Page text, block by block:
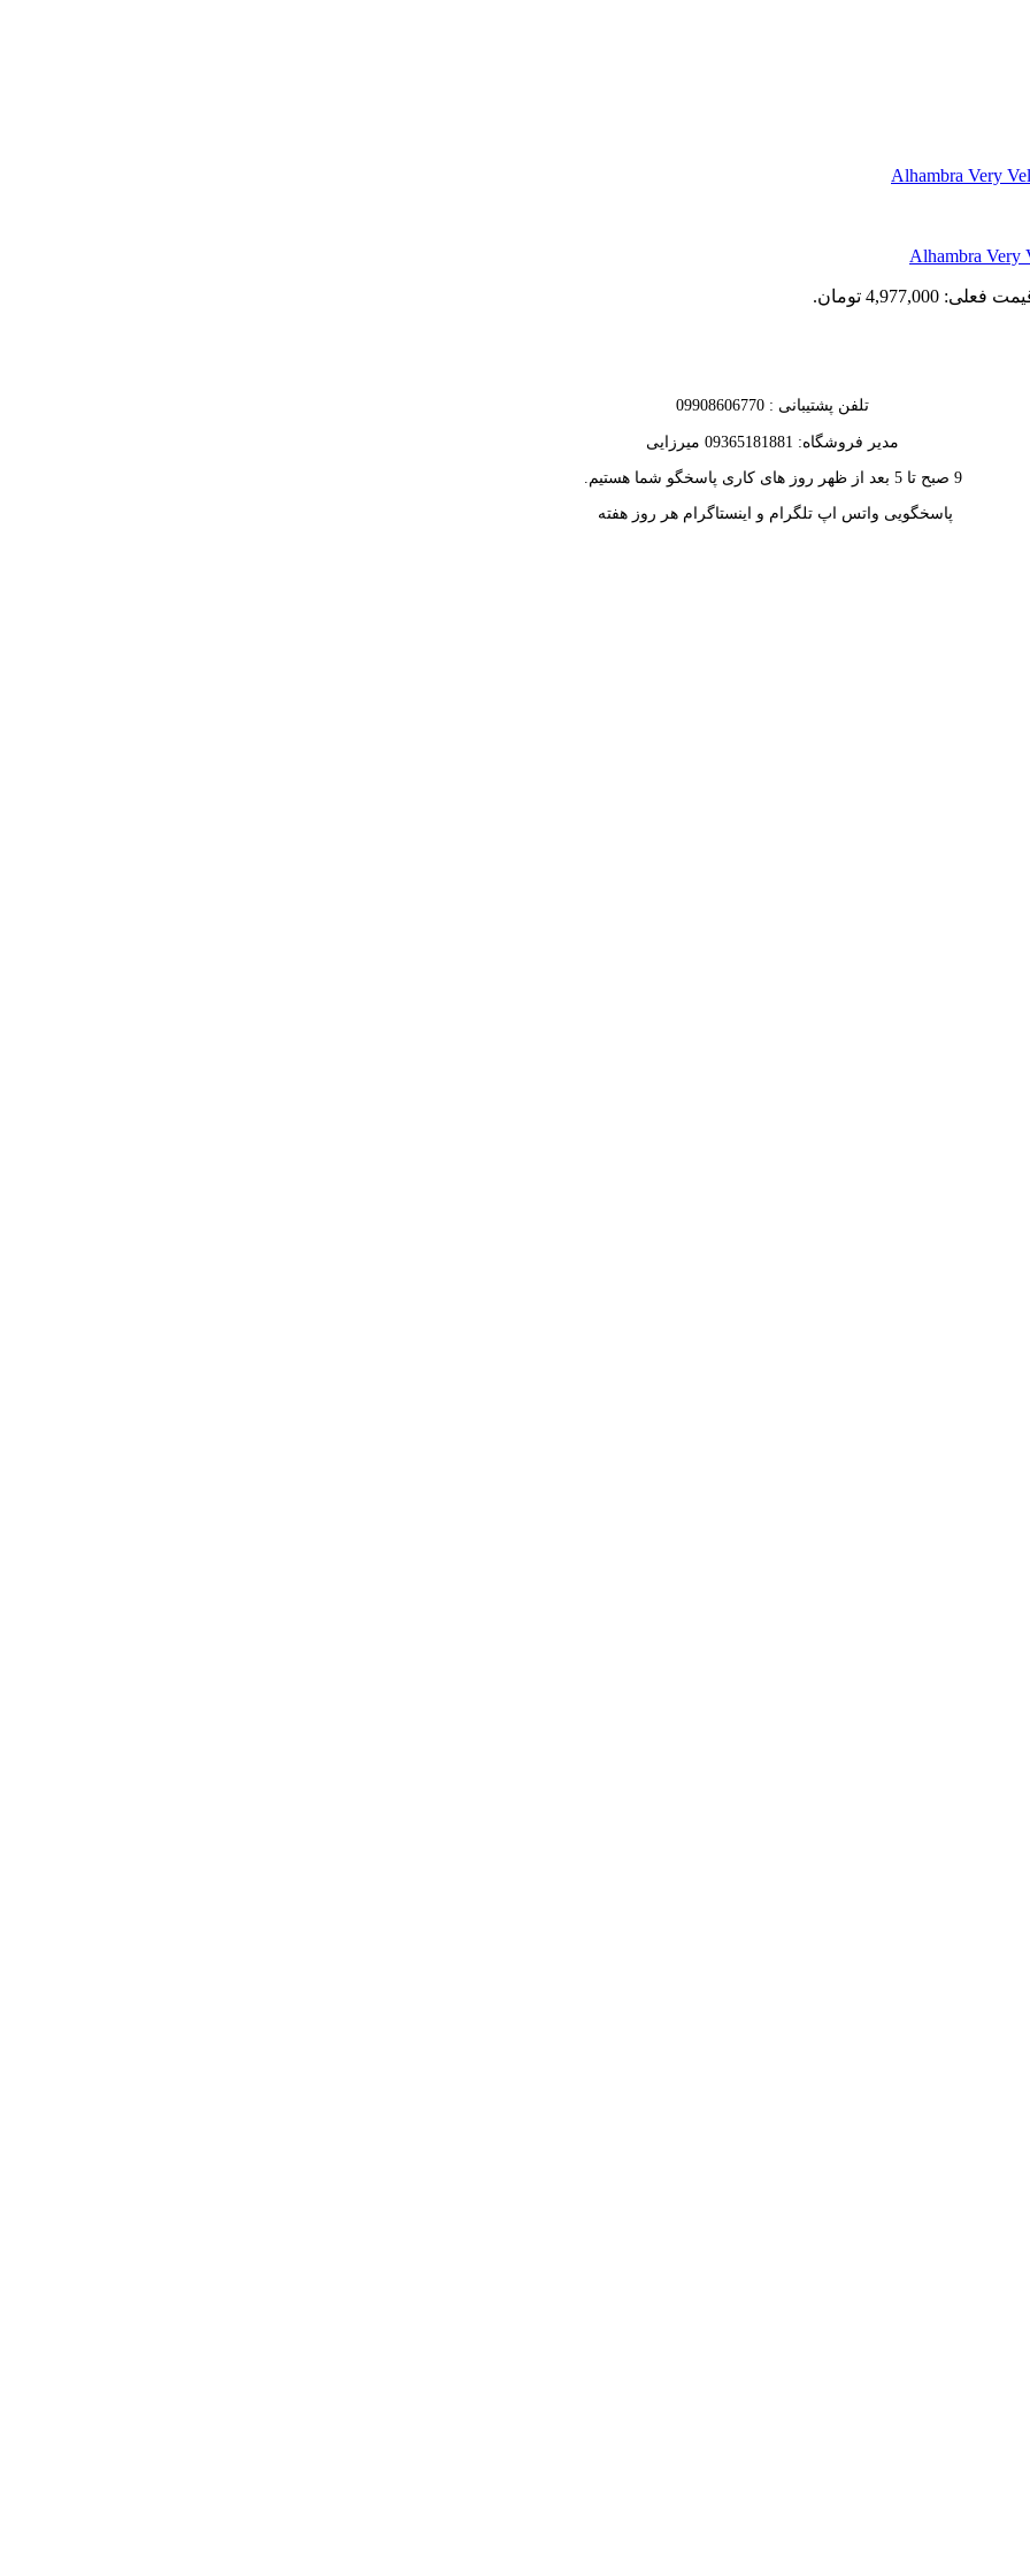
فعلی: 4,977,000 تومان.
تلفن پشتیبانی : 09908606770
مدیر فروشگاه: 09365181881 میرزایی
9 صبح تا 5 بعد از ظهر روز های کاری پاسخگو شما هستیم.
پاسخگویی واتس اپ تلگرام و اینستاگرام هر روز هفته